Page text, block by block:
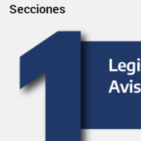
Secciones